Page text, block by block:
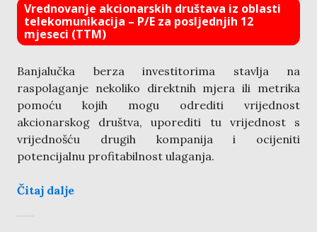
Vrednovanje akcionarskih društava iz oblasti
telekomunikacija – P/E za posljednjih 12
mjeseci (TTM)
Banjalučka berza investitorima stavlja na
raspolaganje nekoliko direktnih mjera ili metrika
pomoću kojih mogu odrediti vrijednost
akcionarskog društva, uporediti tu vrijednost s
vrijednošću drugih kompanija i ocijeniti
potencijalnu profitabilnost ulaganja.
Čitaj dalje